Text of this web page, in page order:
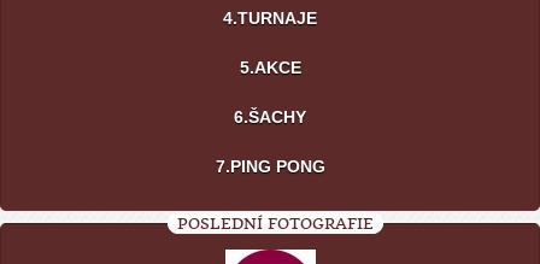
4.TURNAJE
5.AKCE
6.ŠACHY
7.PING PONG
POSLEDNÍ FOTOGRAFIE